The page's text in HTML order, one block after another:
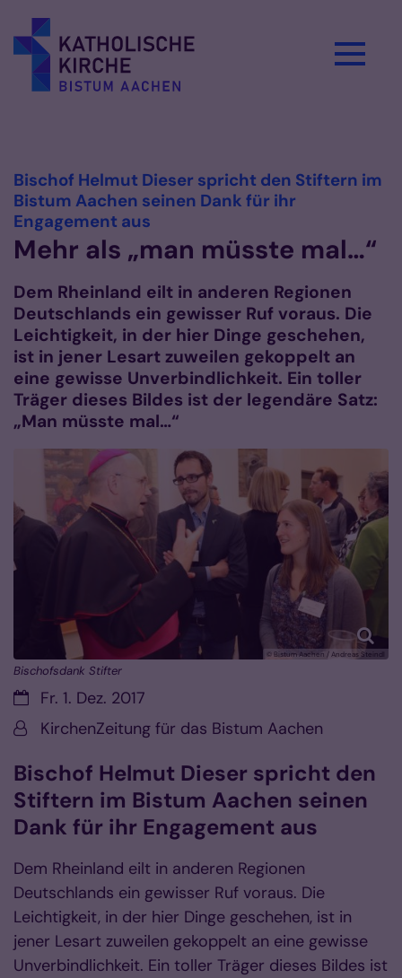
Bischof Helmut Dieser spricht den Stiftern im
Bistum Aachen seinen Dank für ihr
Engagement aus
Mehr als „man müsste mal…“
Dem Rheinland eilt in anderen Regionen
Deutschlands ein gewisser Ruf voraus. Die
Leichtigkeit, in der hier Dinge geschehen,
ist in jener Lesart zuweilen gekoppelt an
eine gewisse Unverbindlichkeit. Ein toller
Träger dieses Bildes ist der legendäre Satz:
„Man müsste mal…“
© Bistum Aachen / Andreas Steindl
Bischofsdank Stifter
Datum:Fr. 1. Dez. 2017
Von:KirchenZeitung für das Bistum Aachen
Bischof Helmut Dieser spricht den
Stiftern im Bistum Aachen seinen
Dank für ihr Engagement aus
Dem Rheinland eilt in anderen Regionen
Deutschlands ein gewisser Ruf voraus. Die
Leichtigkeit, in der hier Dinge geschehen, ist in
jener Lesart zuweilen gekoppelt an eine gewisse
Unverbindlichkeit. Ein toller Träger dieses Bildes ist